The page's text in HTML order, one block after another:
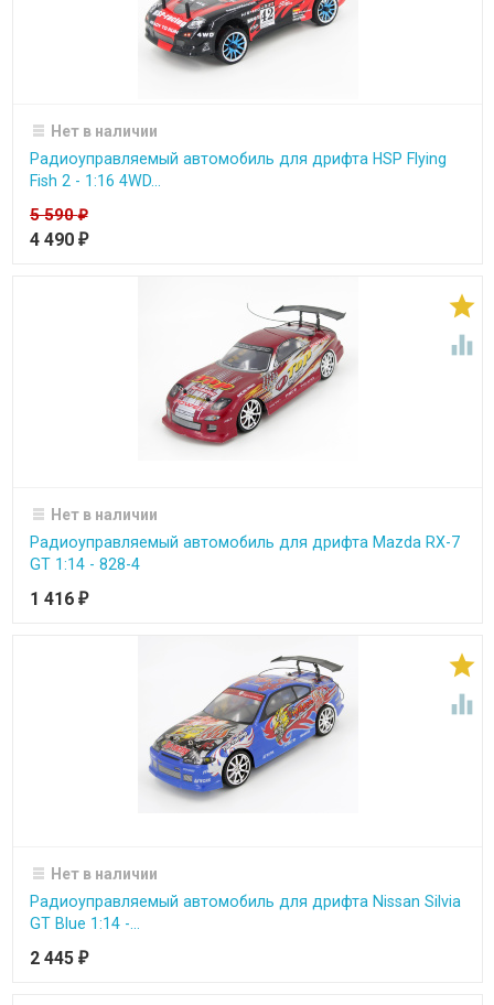
Нет в наличии
Радиоуправляемый автомобиль для дрифта HSP Flying
Fish 2 - 1:16 4WD...
5 590₽
4 490 ₽


Нет в наличии
Радиоуправляемый автомобиль для дрифта Mazda RX-7
GT 1:14 - 828-4
1 416 ₽


Нет в наличии
Радиоуправляемый автомобиль для дрифта Nissan Silvia
GT Blue 1:14 -...
2 445 ₽